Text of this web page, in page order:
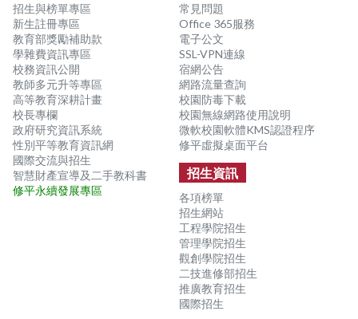
招生與榜單專區
新生註冊專區
教育部獎勵補助款
學雜費資訊專區
校務資訊公開
教師多元升等專區
高等教育深耕計畫
校長專欄
政府研究資訊系統
性別平等教育資訊網
國際交流與招生
智慧財產宣導及二手教科書
修平永續發展專區
常見問題
Office 365服務
電子公文
SSL-VPN連線
宿網公告
網路流量查詢
校園防毒下載
校園無線網路使用說明
微軟校園軟體KMS認證程序
修平虛擬桌面平台
招生資訊
各項榜單
招生網站
工程學院招生
管理學院招生
觀創學院招生
二技進修部招生
推廣教育招生
國際招生